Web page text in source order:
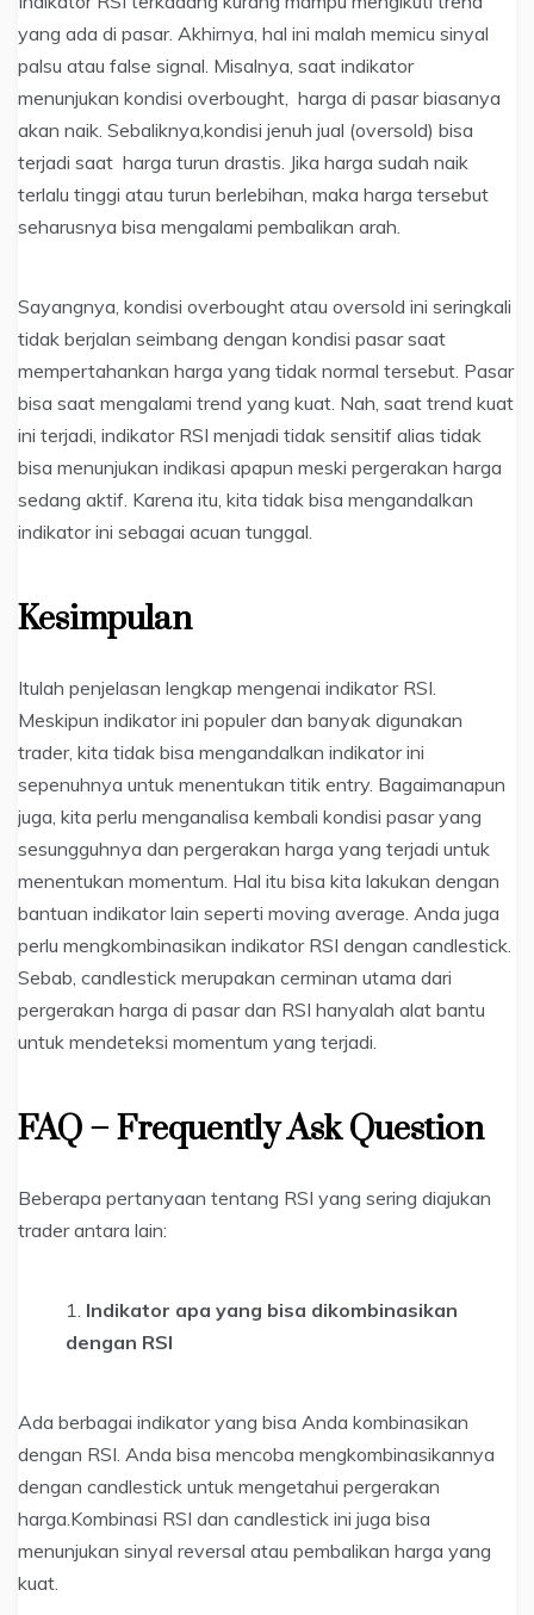
yang ada di pasar. Akhirnya, hal ini malah memicu sinyal
palsu atau false signal. Misalnya, saat indikator
menunjukan kondisi overbought, harga di pasar biasanya
akan naik. Sebaliknya,kondisi jenuh jual (oversold) bisa
terjadi saat harga turun drastis. Jika harga sudah naik
terlalu tinggi atau turun berlebihan, maka harga tersebut
seharusnya bisa mengalami pembalikan arah.
Sayangnya, kondisi overbought atau oversold ini seringkali
tidak berjalan seimbang dengan kondisi pasar saat
mempertahankan harga yang tidak normal tersebut. Pasar
bisa saat mengalami trend yang kuat. Nah, saat trend kuat
ini terjadi, indikator RSI menjadi tidak sensitif alias tidak
bisa menunjukan indikasi apapun meski pergerakan harga
sedang aktif. Karena itu, kita tidak bisa mengandalkan
indikator ini sebagai acuan tunggal.
Kesimpulan
Itulah penjelasan lengkap mengenai indikator RSI.
Meskipun indikator ini populer dan banyak digunakan
trader, kita tidak bisa mengandalkan indikator ini
sepenuhnya untuk menentukan titik entry. Bagaimanapun
juga, kita perlu menganalisa kembali kondisi pasar yang
sesungguhnya dan pergerakan harga yang terjadi untuk
menentukan momentum. Hal itu bisa kita lakukan dengan
bantuan indikator lain seperti moving average. Anda juga
perlu mengkombinasikan indikator RSI dengan candlestick.
Sebab, candlestick merupakan cerminan utama dari
pergerakan harga di pasar dan RSI hanyalah alat bantu
untuk mendeteksi momentum yang terjadi.
FAQ – Frequently Ask Question
Beberapa pertanyaan tentang RSI yang sering diajukan
trader antara lain:
Indikator apa yang bisa dikombinasikan
dengan RSI
Ada berbagai indikator yang bisa Anda kombinasikan
dengan RSI. Anda bisa mencoba mengkombinasikannya
dengan candlestick untuk mengetahui pergerakan
harga.Kombinasi RSI dan candlestick ini juga bisa
menunjukan sinyal reversal atau pembalikan harga yang
kuat.